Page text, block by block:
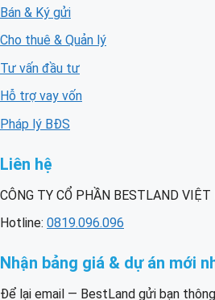
Bán & Ký gửi
Cho thuê & Quản lý
Tư vấn đầu tư
Hỗ trợ vay vốn
Pháp lý BĐS
Liên hệ
CÔNG TY CỔ PHẦN BESTLAND
Hotline: 0819.096.096
Nhận bảng giá & dự án mới
Để lại email — BestLand gửi bạn